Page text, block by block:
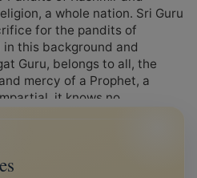
a whole nation. Sri Guru
for the pandits of
this background and
Guru, belongs to all, the
mercy of a Prophet, a
it knows no